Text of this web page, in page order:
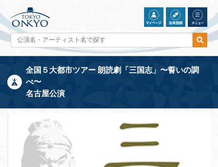
全国５大都市ツアー 朗読劇「三国志」〜誓いの調
べ〜
名古屋公演